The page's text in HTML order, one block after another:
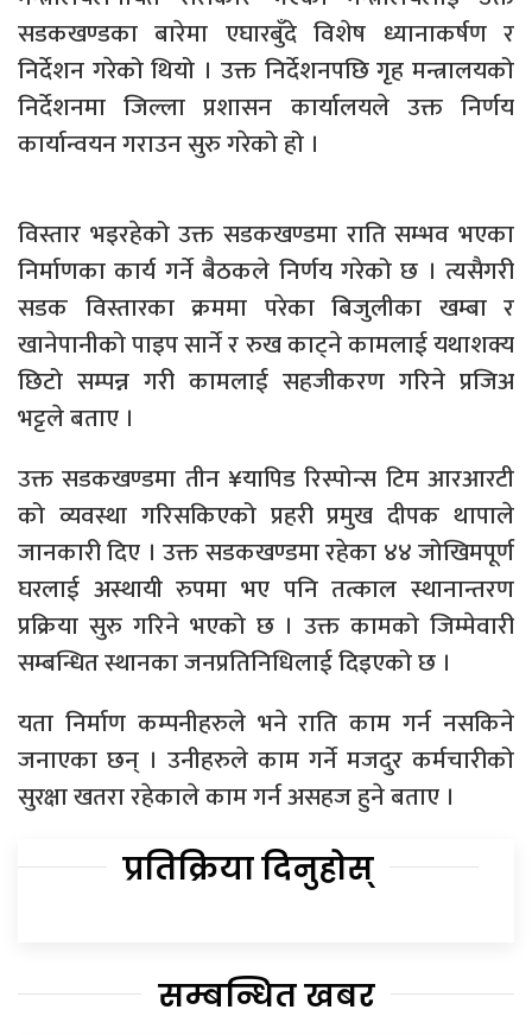
सडकखण्डका बारेमा एघारबुँदे विशेष ध्यानाकर्षण र
निर्देशन गरेको थियो । उक्त निर्देशनपछि गृह मन्त्रालयको
निर्देशनमा जिल्ला प्रशासन कार्यालयले उक्त निर्णय
कार्यान्वयन गराउन सुरु गरेको हो ।
विस्तार भइरहेको उक्त सडकखण्डमा राति सम्भव भएका
निर्माणका कार्य गर्ने बैठकले निर्णय गरेको छ । त्यसैगरी
सडक विस्तारका क्रममा परेका बिजुलीका खम्बा र
खानेपानीको पाइप सार्ने र रुख काट्ने कामलाई यथाशक्य
छिटो सम्पन्न गरी कामलाई सहजीकरण गरिने प्रजिअ
भट्टले बताए ।
उक्त सडकखण्डमा तीन ¥यापिड रिस्पोन्स टिम आरआरटी
को व्यवस्था गरिसकिएको प्रहरी प्रमुख दीपक थापाले
जानकारी दिए । उक्त सडकखण्डमा रहेका ४४ जोखिमपूर्ण
घरलाई अस्थायी रुपमा भए पनि तत्काल स्थानान्तरण
प्रक्रिया सुरु गरिने भएको छ । उक्त कामको जिम्मेवारी
सम्बन्धित स्थानका जनप्रतिनिधिलाई दिइएको छ ।
यता निर्माण कम्पनीहरुले भने राति काम गर्न नसकिने
जनाएका छन् । उनीहरुले काम गर्ने मजदुर कर्मचारीको
सुरक्षा खतरा रहेकाले काम गर्न असहज हुने बताए ।
प्रतिक्रिया दिनुहोस्
सम्बन्धित खबर